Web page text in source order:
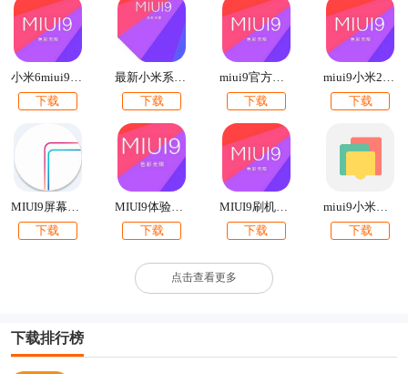
米4s/4c。有你的机型吗？如果有的话就快来下载吧！本站提供各
个手机型号的miui9官方安装包下载。比如小米5miui9稳定版下
载、米6miui9稳定版官方刷机包下载等。
下载
下载
miui9官方刷机包下载2017最新版
下载
下载
下载
下载
MIUI9刷机包下载【附最新卡刷包+线刷包】
下载
下载
点击查看更多
下载排行榜